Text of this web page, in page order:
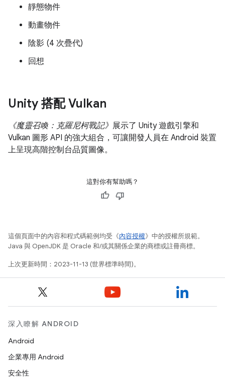
靜態物件
動畫物件
陰影 (4 次疊代)
回想
Unity 搭配 Vulkan
《魔靈召喚：克羅尼柯戰記》 展示了 Unity 遊戲引擎和
Vulkan 圖形 API 的強大組合，可讓開發人員在 Android 裝置
上呈現高階控制台品質圖像。
這對你有幫助嗎？
這個頁面中的內容和程式碼範例均受《內容授權》中的授權所規範。
Java 與 OpenJDK 是 Oracle 和/或其關係企業的商標或註冊商標。
上次更新時間：2023-11-13 (世界標準時間)。
深入瞭解 ANDROID
Android
企業專用 Android
安全性